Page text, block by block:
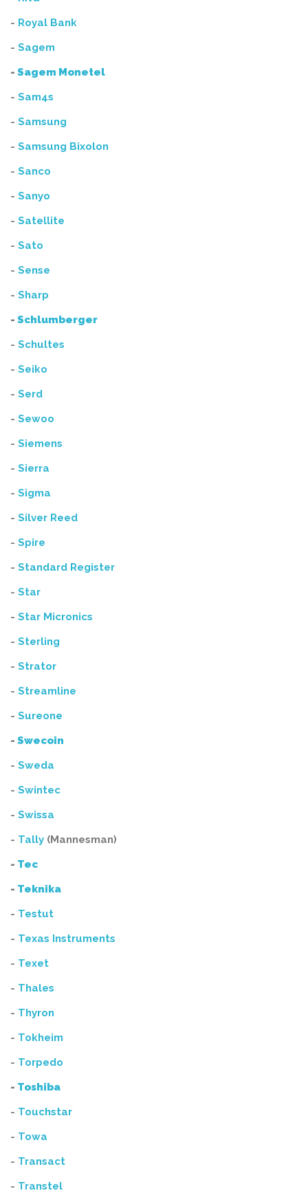
- Royal Bank
- Sagem
- Sagem Monetel
- Sam4s
- Samsung
- Samsung Bixolon
- Sanco
- Sanyo
- Satellite
- Sato
- Sense
- Sharp
- Schlumberger
- Schultes
- Seiko
- Serd
- Sewoo
- Siemens
- Sierra
- Sigma
- Silver Reed
- Spire
- Standard Register
- Star
- Star Micronics
- Sterling
- Strator
- Streamline
- Sureone
- Swecoin
- Sweda
- Swintec
- Swissa
- Tally (Mannesman)
- Tec
- Teknika
- Testut
- Texas Instruments
- Texet
- Thales
- Thyron
- Tokheim
- Torpedo
- Toshiba
- Touchstar
- Towa
- Transact
- Transtel